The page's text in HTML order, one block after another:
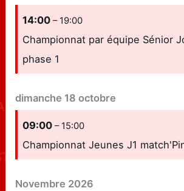
14:00– 19:00
Championnat par équipe Sénior
phase 1
dimanche 18 octobre
09:00– 15:00
Championnat Jeunes J1
Novembre 2026